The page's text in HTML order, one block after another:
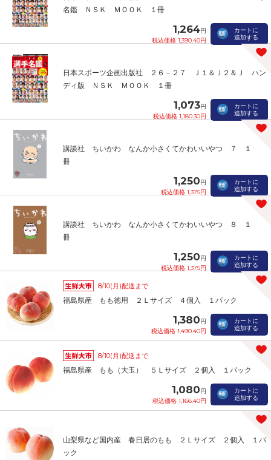
名鑑 ＮＳＫ ＭＯＯＫ １冊
1,264円
税込価格 1,390.40円
カートに
追加する
日本スポーツ企画出版社 ２６－２７ Ｊ１＆Ｊ２＆Ｊ ハン
ディ版 ＮＳＫ ＭＯＯＫ １冊
1,073円
税込価格 1,180.30円
カートに
追加する
講談社 ちいかわ なんか小さくてかわいいやつ ７ １
冊
1,250円
税込価格 1,375円
カートに
追加する
講談社 ちいかわ なんか小さくてかわいいやつ ８ １
冊
1,250円
税込価格 1,375円
カートに
追加する
8/10(月)配送まで
福島県産 もも徳用 ２Ｌサイズ ４個入 １パック
1,380円
税込価格 1,490.40円
カートに
追加する
8/10(月)配送まで
福島県産 もも（大玉） ５Ｌサイズ ２個入 １パック
1,080円
税込価格 1,166.40円
カートに
追加する
山梨県など国内産 春日居のもも ２Ｌサイズ ２個入 １パ
ック